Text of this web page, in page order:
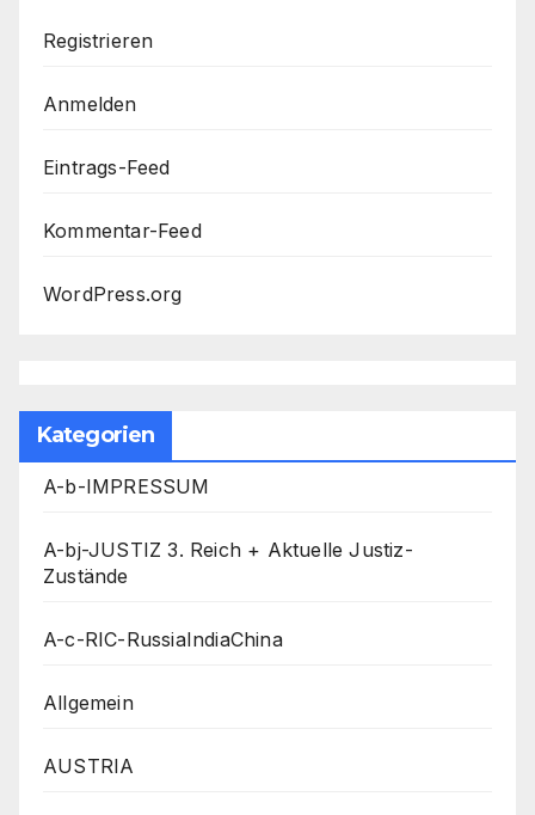
Registrieren
Anmelden
Eintrags-Feed
Kommentar-Feed
WordPress.org
Kategorien
A-b-IMPRESSUM
A-bj-JUSTIZ 3. Reich + Aktuelle Justiz-
Zustände
A-c-RIC-RussiaIndiaChina
Allgemein
AUSTRIA